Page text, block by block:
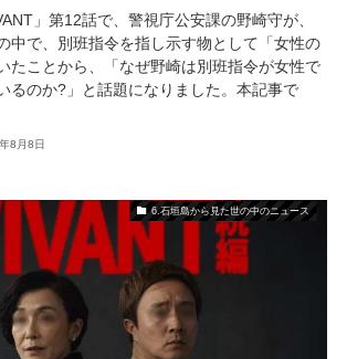
」第12話で、警視庁公安課の野崎守が、
中で、別班指令を指し示す物として「女性の
たことから、「なぜ野崎は別班指令が女性で
るのか?」と話題になりました。本記事で
8月8日
6.石垣島から見た世の中のニュース